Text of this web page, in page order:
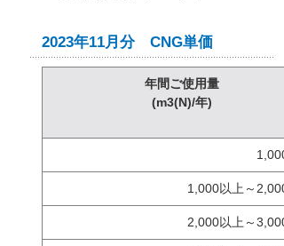
2023年11月分 CNG単価
年間ご使用量
(m3(N)/年)
1,000以上～
2,000以上～